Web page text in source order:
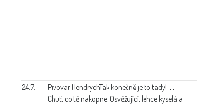
24.7. Pivovar HendrychTak konečně je to tady! 🍊
Chuť, co tě nakopne. Osvěžující, lehce kyselá a